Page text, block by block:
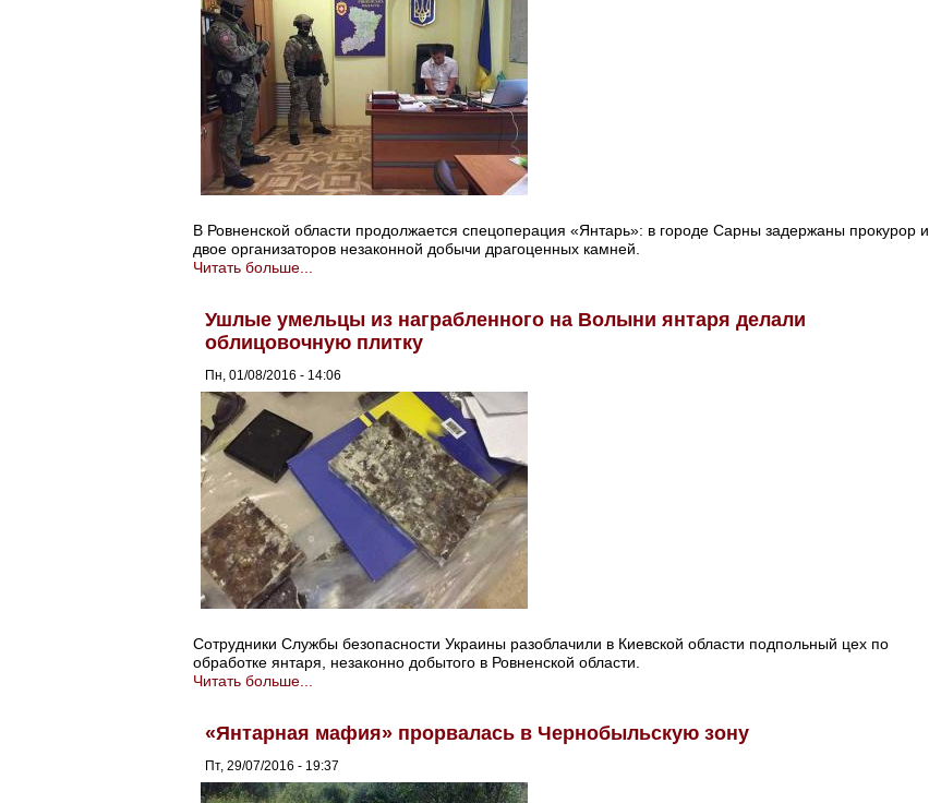
В Ровненской области продолжается спецоперация «Янтарь»: в городе Сарны задержаны прокурор и
двое организаторов незаконной добычи драгоценных камней.
Читать больше...
Ушлые умельцы из награбленного на Волыни янтаря делали
облицовочную плитку
Пн, 01/08/2016 - 14:06
Сотрудники Службы безопасности Украины разоблачили в Киевской области подпольный цех по
обработке янтаря, незаконно добытого в Ровненской области.
Читать больше...
«Янтарная мафия» прорвалась в Чернобыльскую зону
Пт, 29/07/2016 - 19:37